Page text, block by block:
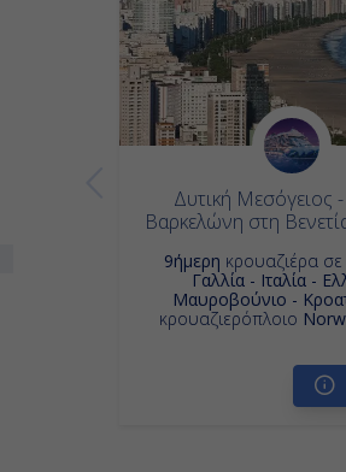
Δυτική Μεσόγειος
Βαρκελώνη στη
9ήμερη κρουαζιέρα
Γαλλία - Ιταλία -
Μαυροβούνιο -
κρουαζιερόπλοιο